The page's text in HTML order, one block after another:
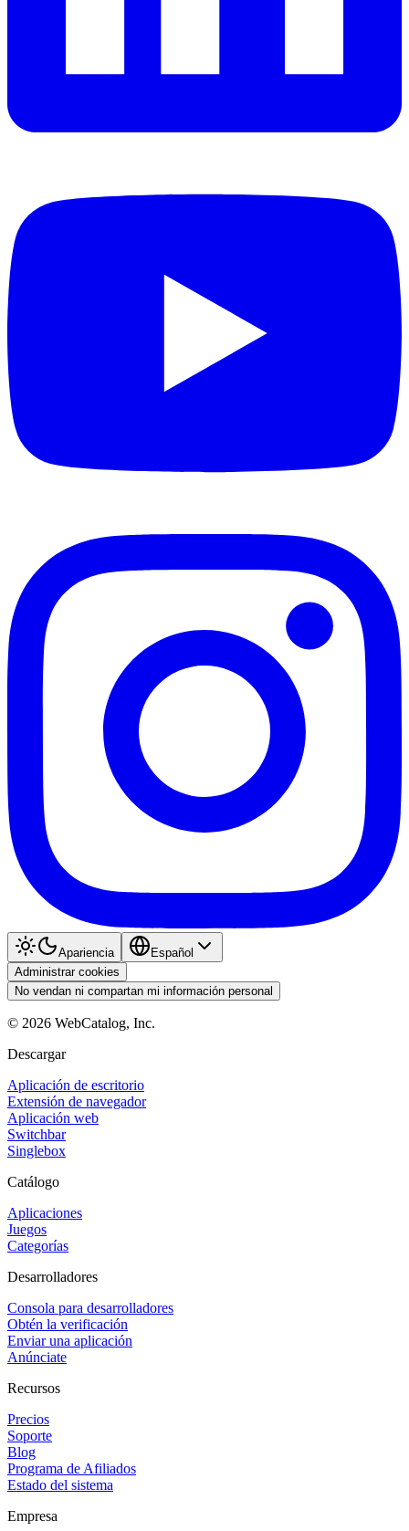
Apariencia
Español
Administrar cookies
No vendan ni compartan mi información personal
© 2026 WebCatalog, Inc.
Descargar
Aplicación de escritorio
Extensión de navegador
Aplicación web
Switchbar
Singlebox
Catálogo
Aplicaciones
Juegos
Categorías
Desarrolladores
Consola para desarrolladores
Obtén la verificación
Enviar una aplicación
Anúnciate
Recursos
Precios
Soporte
Blog
Programa de Afiliados
Estado del sistema
Empresa